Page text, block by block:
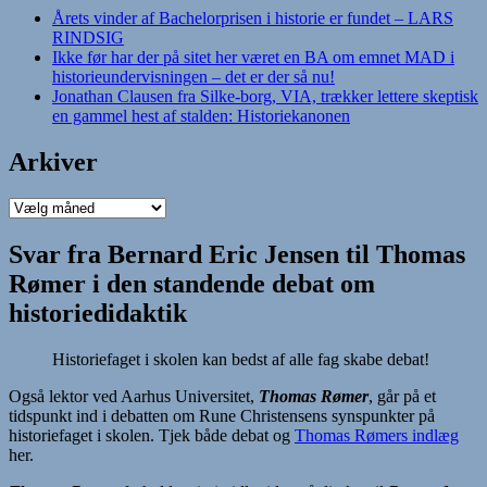
Årets vinder af Bachelorprisen i historie er fundet – LARS
RINDSIG
Ikke før har der på sitet her været en BA om emnet MAD i
historieundervisningen – det er der så nu!
Jonathan Clausen fra Silke-borg, VIA, trækker lettere skeptisk
en gammel hest af stalden: Historiekanonen
Arkiver
Arkiver
Svar fra Bernard Eric Jensen til Thomas
Rømer i den standende debat om
historiedidaktik
Historiefaget i skolen kan bedst af alle fag skabe debat!
Også lektor ved Aarhus Universitet, Thomas Rømer, går på et
tidspunkt ind i debatten om Rune Christensens synspunkter på
historiefaget i skolen. Tjek både debat og Thomas Rømers indlæg
her.